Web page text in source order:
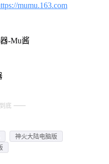
mumu.163.com
-Mu酱
底
神火大陆电脑版